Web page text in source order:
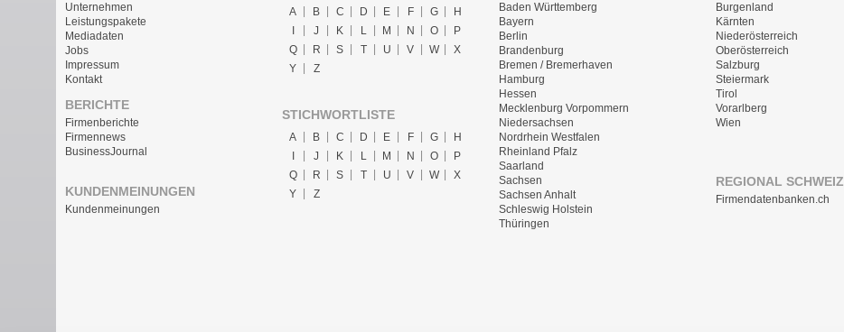
Unternehmen
Leistungspakete
Mediadaten
Jobs
Impressum
Kontakt
BERICHTE
Firmenberichte
Firmennews
BusinessJournal
KUNDENMEINUNGEN
Kundenmeinungen
A B C D E F G
H
J K L M N O
P
Q
R S T U V W
X
Y
Z
STICHWORTLISTE
A B C D E F G
H
I
J K L M N O
P
Q
R S T U V W
X
Y
Z
Baden Württemberg
Bayern
Berlin
Brandenburg
Bremen / Bremerhaven
Hamburg
Hessen
Mecklenburg Vorpommern
Niedersachsen
Nordrhein Westfalen
Rheinland Pfalz
Saarland
Sachsen
Sachsen Anhalt
Schleswig Holstein
Thüringen
Burgenland
Kärnten
Niederösterreich
Oberösterreich
Salzburg
Steiermark
Tirol
Vorarlberg
Wien
REGIONAL SCHWEIZ
Firmendatenbanken.ch